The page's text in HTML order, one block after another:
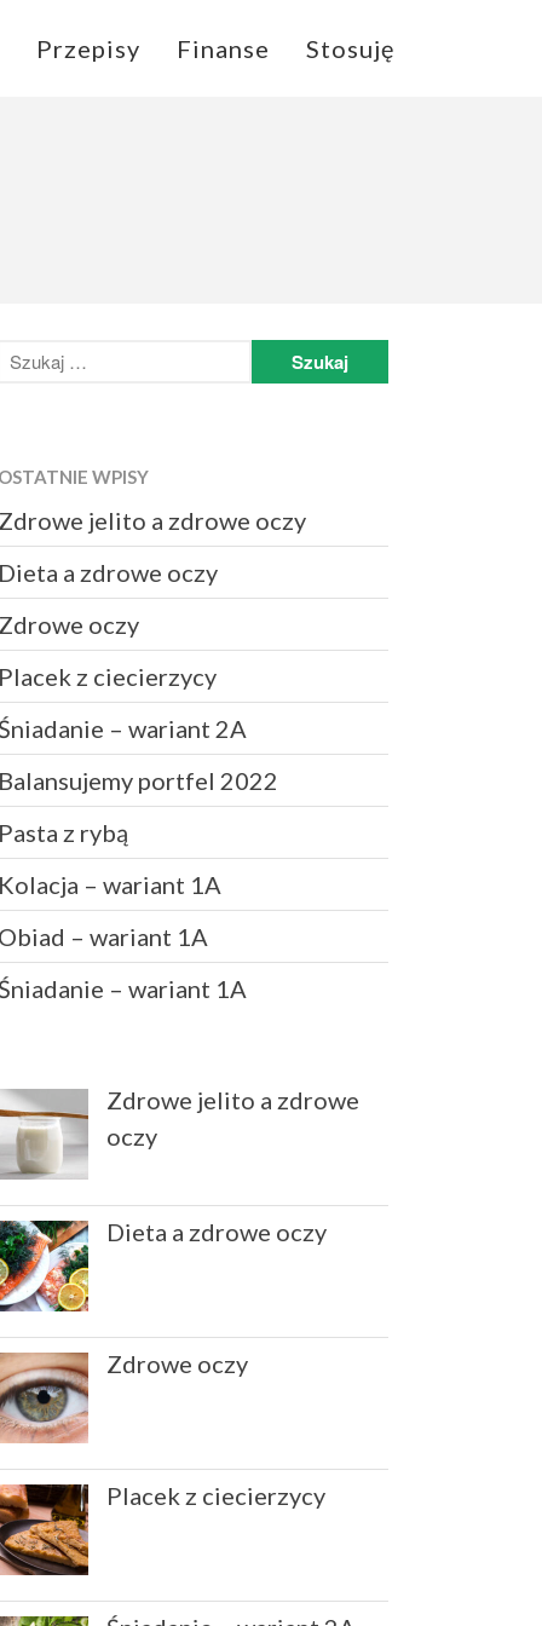
Stosuję
Dieta a zdrowe oczy
Śniadanie – wariant 2A
Klarowany-Masło klarowane
lnianego
listopad 2021
czerwiec 2021
Przepisy Finanse Stosuję
OSTATNIE WPISY
Zdrowe jelito a zdrowe oczy
Dieta a zdrowe oczy
Zdrowe oczy
Placek z ciecierzycy
– wariant 2A
Balansujemy portfel 2022
Pasta z rybą
Kolacja – wariant 1A
Obiad – wariant 1A
– wariant 1A
Zdrowe jelito a zdrowe
oczy
Dieta a zdrowe oczy
Zdrowe oczy
Placek z ciecierzycy